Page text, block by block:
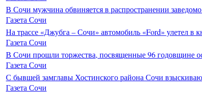
В Сочи мужчина обвиняется в распространении
Газета Сочи
На трассе «Джубга – Сочи» автомобиль «Ford» улетел в
Газета Сочи
В Сочи прошли торжества, посвященные 96 годовщине
Газета Сочи
С бывшей замглавы Хостинского района Сочи
Газета Сочи